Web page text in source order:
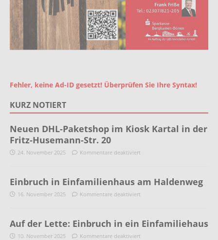
Fehler, keine Ad-ID gesetzt! Überprüfen Sie Ihre Syntax!
KURZ NOTIERT
Neuen DHL-Paketshop im Kiosk Kartal in der
Fritz-Husemann-Str. 20
24. November 2025 Kommentare deaktiviert
Einbruch in Einfamilienhaus am Haldenweg
16. November 2025 Kommentare deaktiviert
Auf der Lette: Einbruch in ein Einfamiliehaus
10. November 2025 Kommentare deaktiviert